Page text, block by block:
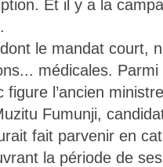
Et il y a la
le mandat court,
médicales.
l’ancien
Fumunji,
fait parvenir en
la période de